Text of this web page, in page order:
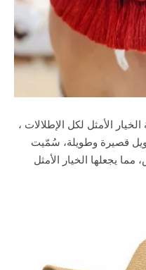
الخيار الأمثل لكل الإطلالات ،
قصيرة وطويلة، سُمّيت
مما يجعلها الخيار الأمثل